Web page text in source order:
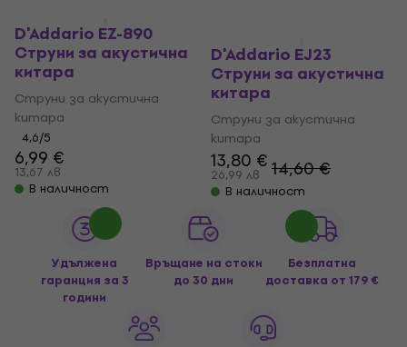
D'Addario EZ-890
Струни за акустична
китара
Струни за акустична
китара
4,6/5
6,99 €
13,67 лв
В наличност
D'Addario EJ23
Струни за акустична
китара
Струни за акустична
китара
13,80 €
26,99 лв 14,60 €
В наличност
Удължена
гаранция за 3
години
Връщане на стоки
до 30 дни
Безплатна
доставка от 179 €